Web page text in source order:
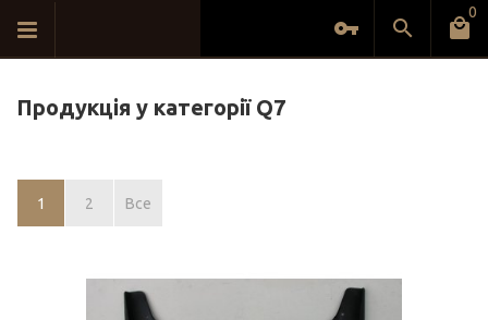
0
Продукція у категорії Q7
1 2 Все